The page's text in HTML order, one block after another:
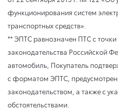
функционирования систем
транспортных средств».
** ЭПТС равнозначен ПТС с
законодательства Российской
автомобиль, Покупатель
с форматом ЭПТС,
законодательством, а также с
обстоятельствами.